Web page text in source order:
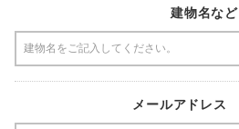
建物名など
メールアドレス